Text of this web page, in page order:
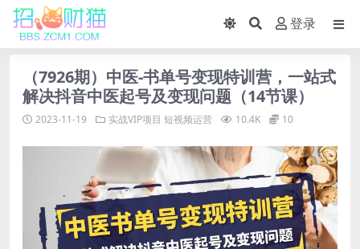
登录
（7926期）中医-书单号变现特训营，一站式
解决抖音中医起号及变现问题（14节课）
2023-11-19 实战VIP项目 短视频运营 10.4K 10